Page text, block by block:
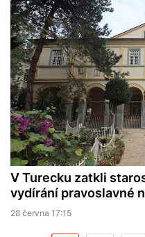
V Turecku zatkli
vydírání pravoslavné
28 června 17:15